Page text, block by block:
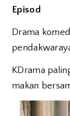
Episod
Drama
KDrama
makan